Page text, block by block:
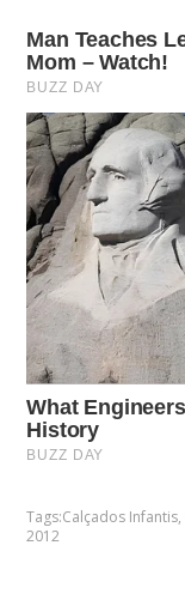
Tags:Calçados Infantis,
2012